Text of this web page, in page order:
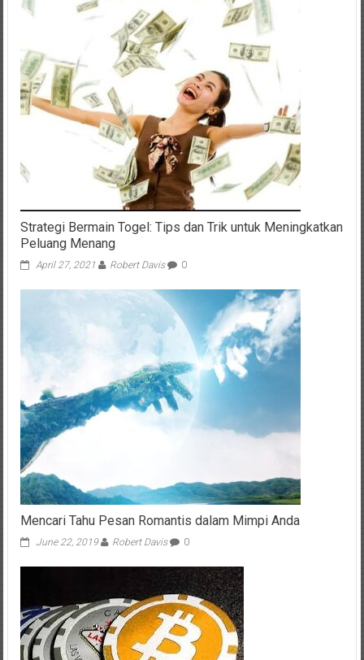
Strategi Bermain Togel: Tips dan Trik untuk Meningkatkan
Peluang Menang
April 27, 2021 Robert Davis 0
Mencari Tahu Pesan Romantis dalam Mimpi Anda
June 22, 2019 Robert Davis 0